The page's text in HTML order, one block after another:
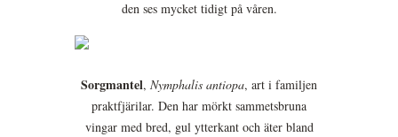
den ses mycket tidigt på våren.
Sorgmantel, Nymphalis antiopa, art i familjen
praktfjärilar. Den har mörkt sammetsbruna
vingar med bred, gul ytterkant och äter bland